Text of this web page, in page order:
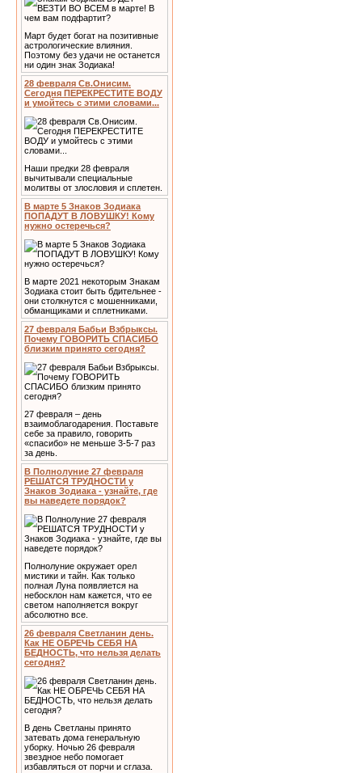
Март будет богат на позитивные
астрологические влияния.
Поэтому без удачи не останется
ни один знак Зодиака!
28 февраля Св.Онисим.
Сегодня ПЕРЕКРЕСТИТЕ ВОДУ
и умойтесь с этими словами...
Наши предки 28 февраля
вычитывали специальные
молитвы от злословия и сплетен.
В марте 5 Знаков Зодиака
ПОПАДУТ В ЛОВУШКУ! Кому
нужно остеречься?
В марте 2021 некоторым Знакам
Зодиака стоит быть бдительнее -
они столкнутся с мошенниками,
обманщиками и сплетниками.
27 февраля Бабьи Взбрыксы.
Почему ГОВОРИТЬ СПАСИБО
близким принято сегодня?
27 февраля – день
взаимоблагодарения. Поставьте
себе за правило, говорить
«спасибо» не меньше 3-5-7 раз
за день.
В Полнолуние 27 февраля
РЕШАТСЯ ТРУДНОСТИ у
Знаков Зодиака - узнайте, где
вы наведете порядок?
Полнолуние окружает орел
мистики и тайн. Как только
полная Луна появляется на
небосклон нам кажется, что ее
светом наполняется вокруг
абсолютно все.
26 февраля Светланин день.
Как НЕ ОБРЕЧЬ СЕБЯ НА
БЕДНОСТЬ, что нельзя делать
сегодня?
В день Светланы принято
затевать дома генеральную
уборку. Ночью 26 февраля
звездное небо помогает
избавляться от порчи и сглаза.